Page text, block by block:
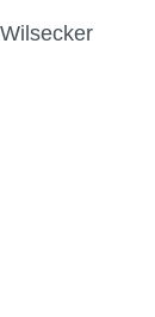
Wilsecker